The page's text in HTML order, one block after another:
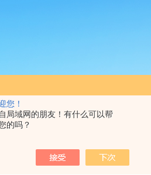
您！
局域网的朋友！有什么可以帮
的吗？
平Quintix6101-1CN 十分之一